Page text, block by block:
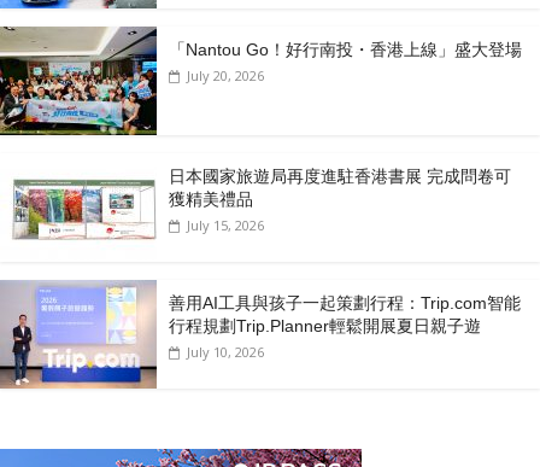
「Nantou Go！好行南投・香港上線」盛大登場
July 20, 2026
日本國家旅遊局再度進駐香港書展 完成問卷可
獲精美禮品
July 15, 2026
善用AI工具與孩子一起策劃行程：Trip.com智能
行程規劃Trip.Planner輕鬆開展夏日親子遊
July 10, 2026